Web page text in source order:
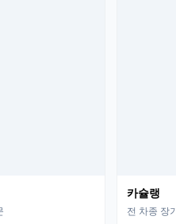
카슐랭
전 차종 장